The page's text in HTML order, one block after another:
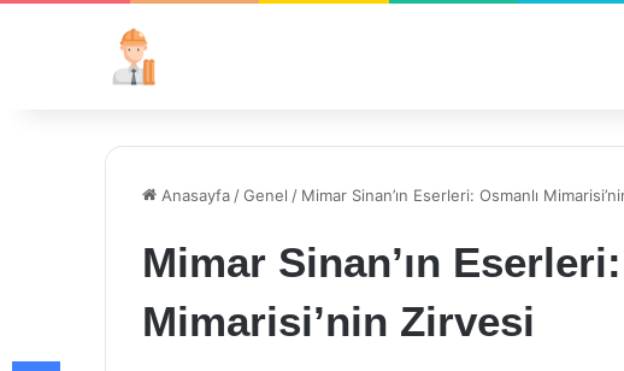
Anasayfa /Genel / Mimar Sinan’ın Eserleri: Osmanlı
Mimar Sinan’ın
Mimarisi’nin Zirvesi
Facebook